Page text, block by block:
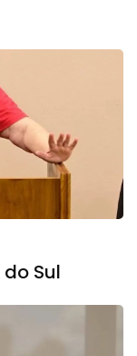
Sul